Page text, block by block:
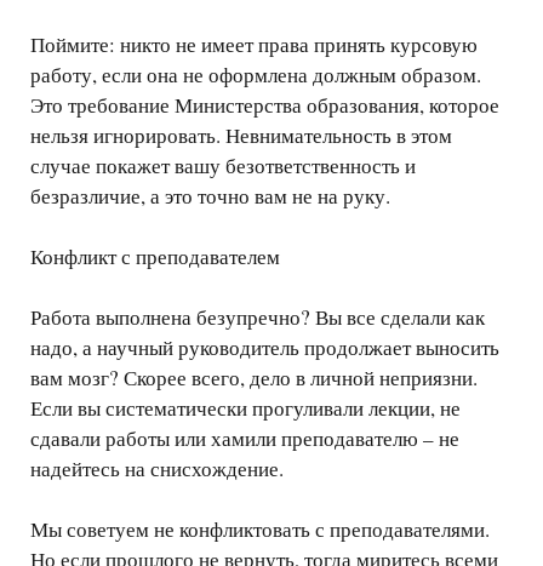
Поймите: никто не имеет права принять курсовую
работу, если она не оформлена должным образом.
Это требование Министерства образования, которое
нельзя игнорировать. Невнимательность в этом
случае покажет вашу безответственность и
безразличие, а это точно вам не на руку.
Конфликт с преподавателем
Работа выполнена безупречно? Вы все сделали как
надо, а научный руководитель продолжает выносить
вам мозг? Скорее всего, дело в личной неприязни.
Если вы систематически прогуливали лекции, не
сдавали работы или хамили преподавателю – не
надейтесь на снисхождение.
Мы советуем не конфликтовать с преподавателями.
Но если прошлого не вернуть, тогда миритесь всеми